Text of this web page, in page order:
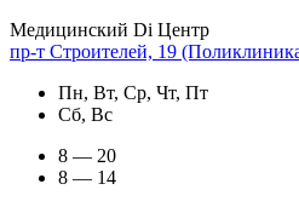
Медицинский Di Центр
пр-т Строителей, 19
Пн, Вт, Ср, Чт, Пт
Сб, Вс
8 — 20
8 — 14